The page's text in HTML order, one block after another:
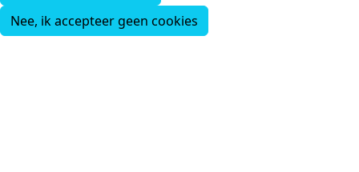
Nee, ik accepteer geen cookies